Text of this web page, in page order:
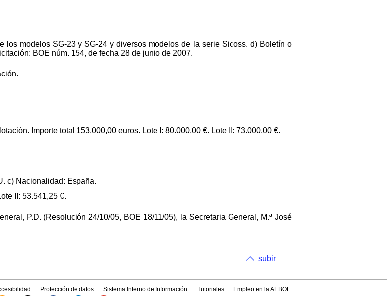
los modelos SG-23 y SG-24 y diversos modelos de la serie Sicoss. d) Boletín o
BOE núm. 154, de fecha 28 de junio de 2007.
Importe total 153.000,00 euros. Lote I: 80.000,00 €. Lote II: 73.000,00 €.
c) Nacionalidad: España.
II: 53.541,25 €.
P.D. (Resolución 24/10/05, BOE 18/11/05), la Secretaria General, M.ª José
subir
Protección de datos Sistema Interno de Información Tutoriales Empleo en la AEBOE